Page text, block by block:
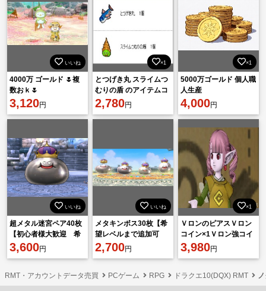
いいね
4000万 ゴールド 🌷複
数おｋ🌷
3,120円
×1
とつげき丸 スライムつ
むりの盾 のアイテムコ
ード とつげきまる ドラ
クエ10
2,780円
×1
5000万ゴールド 個人職
人生産
4,000円
いいね
超メタル迷宮ペア40枚
【初心者様大歓迎 希
望LVまで追加可能＆エ
ンゼル帽OK！解放＆手
3,600円
いいね
メタキンボス30枚【希
望レベルまで追加可
能！希望転生回数も査
定もOK！】
2,700円
×1
ＶロンのピアスＶロン
コイン×1Ｖロン強コイ
ン×1 メドローア 2021
年7月 アイテムコード
3,980円
RMT・アカウントデータ売買 PCゲーム RPG ドラクエ10(DQX) RMT